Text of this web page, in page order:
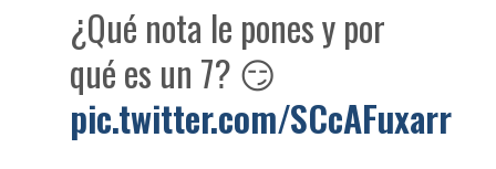
¿Qué nota le pones y por
qué es un 7? 😏
pic.twitter.com/SCcAFuxarr